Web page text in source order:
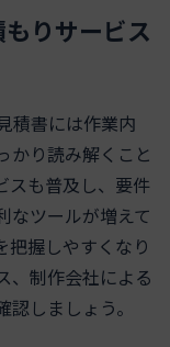
りサービス
積書には作業内
かり読み解くこと
スも普及し、要件
なツールが増えて
把握しやすくなり
、制作会社による
しましょう。